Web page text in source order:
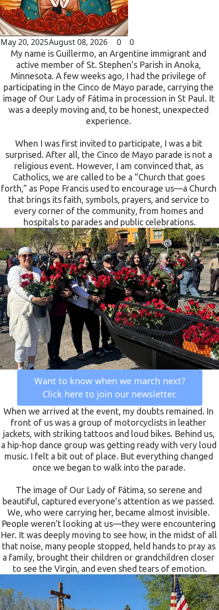
May 20, 2025August 08, 2026 0 0
My name is Guillermo, an Argentine immigrant and
active member of St. Stephen’s Parish in Anoka,
Minnesota. A few weeks ago, I had the privilege of
participating in the Cinco de Mayo parade, carrying the
image of Our Lady of Fátima in procession in St Paul. It
was a deeply moving and, to be honest, unexpected
experience.
When I was first invited to participate, I was a bit
surprised. After all, the Cinco de Mayo parade is not a
religious event. However, I am convinced that, as
Catholics, we are called to be a “Church that goes
forth,” as Pope Francis used to encourage us—a Church
that brings its faith, symbols, prayers, and service to
every corner of the community, from homes and
hospitals to parades and public celebrations.
Want to know when we march next?
Click here to join our newsletter.
When we arrived at the event, my doubts remained. In
front of us was a group of motorcyclists in leather
jackets, with striking tattoos and loud bikes. Behind us,
a hip-hop dance group was getting ready with very loud
music. I felt a bit out of place. But everything changed
once we began to walk into the parade.
The image of Our Lady of Fátima, so serene and
beautiful, captured everyone’s attention as we passed.
We, who were carrying her, became almost invisible.
People weren’t looking at us—they were encountering
Her. It was deeply moving to see how, in the midst of all
that noise, many people stopped, held hands to pray as
a family, brought their children or grandchildren closer
to see the Virgin, and even shed tears of emotion.